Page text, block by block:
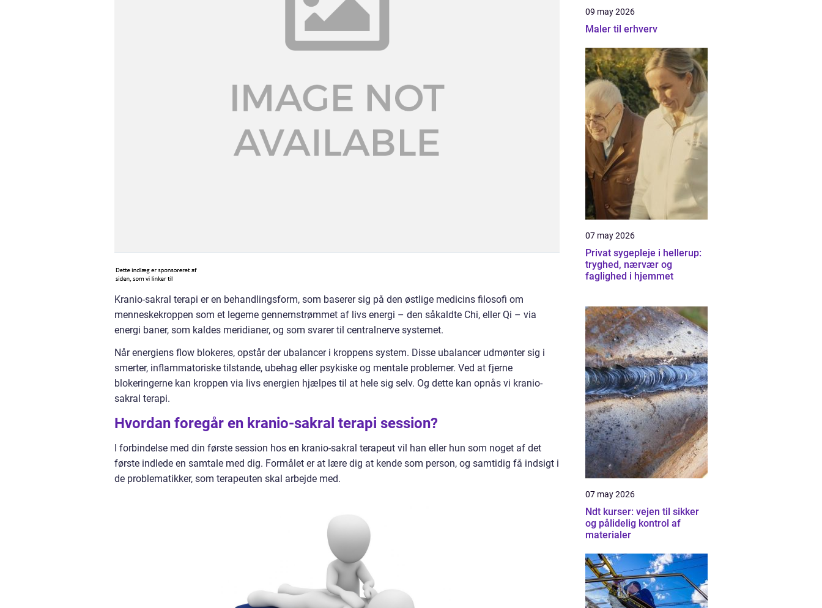
Kranio-sakral terapi er en behandlingsform, som baserer sig på den østlige medicins filosofi om
menneskekroppen som et legeme gennemstrømmet af livs energi – den såkaldte Chi, eller Qi – via
energi baner, som kaldes meridianer, og som svarer til centralnerve systemet.
Når energiens flow blokeres, opstår der ubalancer i kroppens system. Disse ubalancer udmønter sig i
smerter, inflammatoriske tilstande, ubehag eller psykiske og mentale problemer. Ved at fjerne
blokeringerne kan kroppen via livs energien hjælpes til at hele sig selv. Og dette kan opnås vi kranio-
sakral terapi.
Hvordan foregår en kranio-sakral terapi session?
I forbindelse med din første session hos en kranio-sakral terapeut vil han eller hun som noget af det
første indlede en samtale med dig. Formålet er at lære dig at kende som person, og samtidig få indsigt i
de problematikker, som terapeuten skal arbejde med.
09 may 2026
Maler til erhverv
07 may 2026
Privat sygepleje i hellerup:
tryghed, nærvær og
faglighed i hjemmet
07 may 2026
Ndt kurser: vejen til sikker
og pålidelig kontrol af
materialer